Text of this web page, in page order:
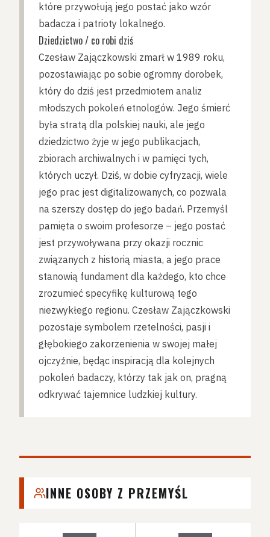
które przywołują jego postać jako wzór
badacza i patrioty lokalnego.
Dziedzictwo / co robi dziś
Czesław Zajączkowski zmarł w 1989 roku,
pozostawiając po sobie ogromny dorobek,
który do dziś jest przedmiotem analiz
młodszych pokoleń etnologów. Jego śmierć
była stratą dla polskiej nauki, ale jego
dziedzictwo żyje w jego publikacjach,
zbiorach archiwalnych i w pamięci tych,
których uczył. Dziś, w dobie cyfryzacji, wiele
jego prac jest digitalizowanych, co pozwala
na szerszy dostęp do jego badań. Przemyśl
pamięta o swoim profesorze – jego postać
jest przywoływana przy okazji rocznic
związanych z historią miasta, a jego prace
stanowią fundament dla każdego, kto chce
zrozumieć specyfikę kulturową tego
niezwykłego regionu. Czesław Zajączkowski
pozostaje symbolem rzetelności, pasji i
głębokiego zakorzenienia w swojej małej
ojczyźnie, będąc inspiracją dla kolejnych
pokoleń badaczy, którzy tak jak on, pragną
odkrywać tajemnice ludzkiej kultury.
INNE OSOBY Z PRZEMYŚL